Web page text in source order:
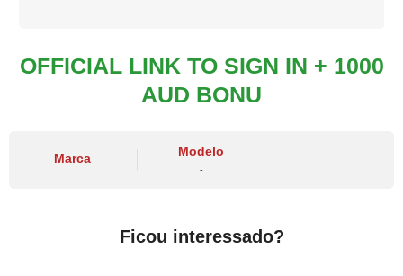
OFFICIAL LINK TO SIGN IN + 1000
AUD BONU
Marca
Modelo
-
Ficou interessado?